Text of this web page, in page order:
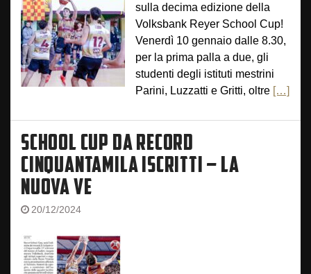
sulla decima edizione della
Volksbank Reyer School Cup!
Venerdì 10 gennaio dalle 8.30,
per la prima palla a due, gli
studenti degli istituti mestrini
Parini, Luzzatti e Gritti, oltre […]
SCHOOL CUP DA RECORD
CINQUANTAMILA ISCRITTI – LA
NUOVA VE
20/12/2024